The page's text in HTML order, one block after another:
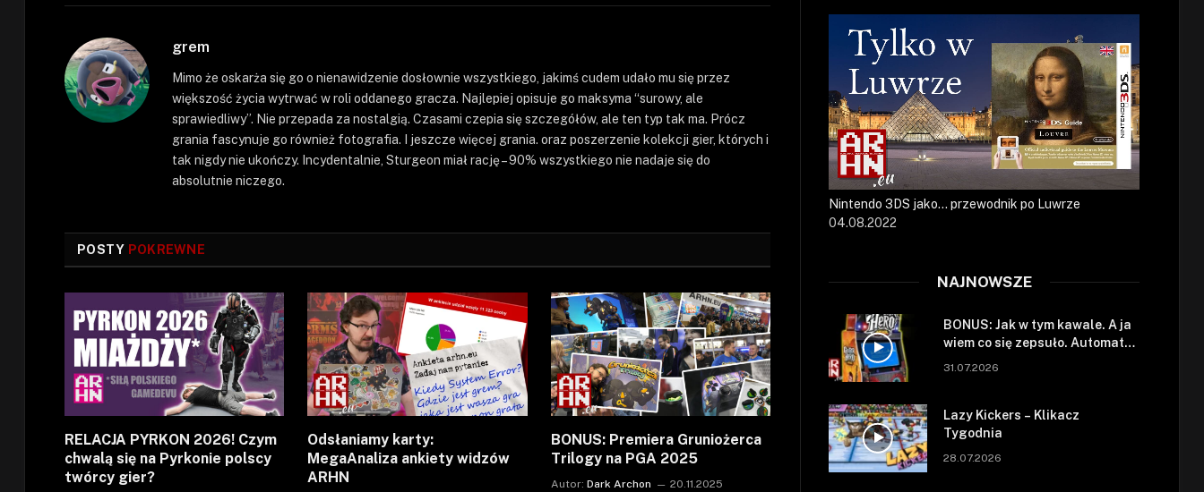
grem
Mimo że oskarża się go o nienawidzenie dosłownie wszystkiego, jakimś cudem udało mu się przez
większość życia wytrwać w roli oddanego gracza. Najlepiej opisuje go maksyma “surowy, ale
sprawiedliwy”. Nie przepada za nostalgią. Czasami czepia się szczegółów, ale ten typ tak ma. Prócz
grania fascynuje go również fotografia. I jeszcze więcej grania. oraz poszerzenie kolekcji gier, których i
tak nigdy nie ukończy. Incydentalnie, Sturgeon miał rację – 90% wszystkiego nie nadaje się do
absolutnie niczego.
POSTY POKREWNE
RELACJA PYRKON 2026! Czym
chwalą się na Pyrkonie polscy
twórcy gier?
Odsłaniamy karty:
MegaAnaliza ankiety widzów
ARHN
BONUS: Premiera Gruniożerca
Trilogy na PGA 2025
Autor: Dark Archon 20.11.2025
Nintendo 3DS jako… przewodnik po Luwrze
04.08.2022
NAJNOWSZE
BONUS: Jak w tym kawale. A ja
wiem co się zepsuło. Automat
31.07.2026
Lazy Kickers – Klikacz
Tygodnia
28.07.2026